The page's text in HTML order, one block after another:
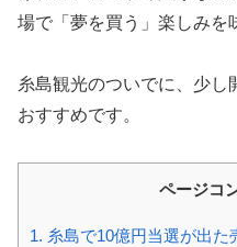
場で「夢を買う」楽しみを
糸島観光のついでに、少し
おすすめです。
ページコ
1. 糸島で10億円当選が出